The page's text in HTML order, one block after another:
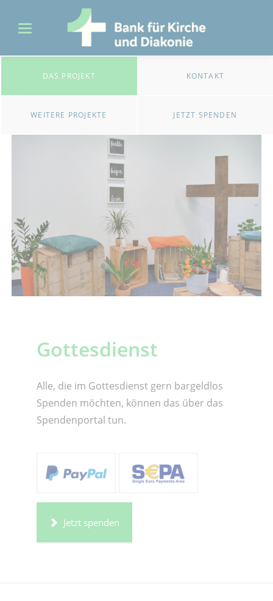
DAS PROJEKT KONTAKT
WEITERE PROJEKTE JETZT SPENDEN
Gottesdienst
Alle, die im Gottesdienst gern bargeldlos
Spenden möchten, können das über das
Spendenportal tun.
Jetzt spenden